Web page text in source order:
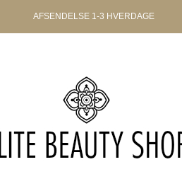
AFSENDELSE1-3 HVERDAGE